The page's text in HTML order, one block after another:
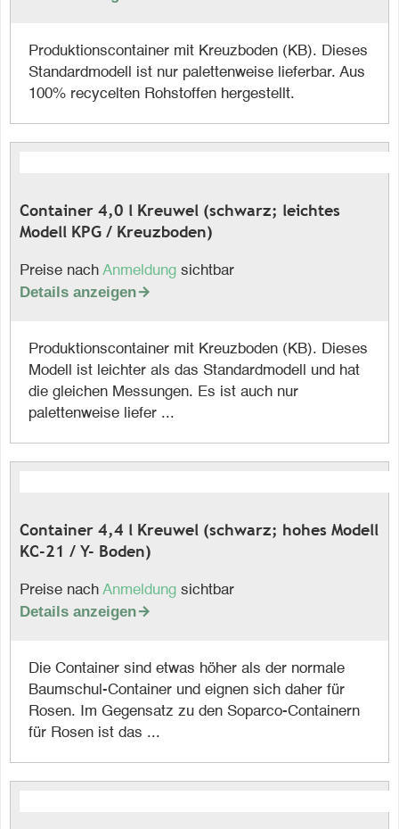
Produktionscontainer mit Kreuzboden (KB). Dieses
Standardmodell ist nur palettenweise lieferbar. Aus
100% recycelten Rohstoffen hergestellt.
Container 4,0 l Kreuwel (schwarz; leichtes
Modell KPG / Kreuzboden)
Preise nach Anmeldung sichtbar
Details anzeigen
Produktionscontainer mit Kreuzboden (KB). Dieses
Modell ist leichter als das Standardmodell und hat
die gleichen Messungen. Es ist auch nur
palettenweise liefer ...
Container 4,4 l Kreuwel (schwarz; hohes Modell
KC-21 / Y- Boden)
Preise nach Anmeldung sichtbar
Details anzeigen
Die Container sind etwas höher als der normale
Baumschul-Container und eignen sich daher für
Rosen. Im Gegensatz zu den Soparco-Containern
für Rosen ist das ...